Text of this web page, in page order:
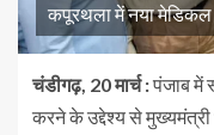
कपूरथला में नया मेडिकल
चंडीगढ़, 20 मार्च :पंजाब में
करने के उद्देश्य से